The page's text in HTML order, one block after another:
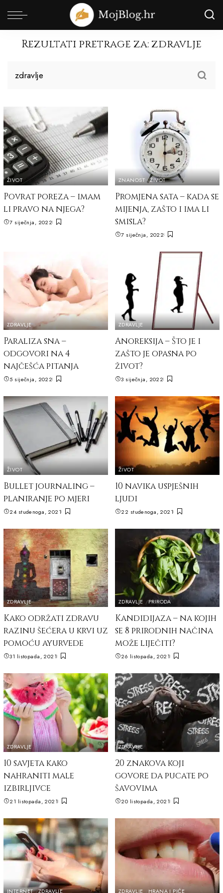
Rezultati pretrage za:zdravlje
ŽIVOT
Povrat poreza – imam
li pravo na njega?
7 siječnja, 2022
ZNANOST ŽIVOT
Promjena sata – kada se
mijenja, zašto i ima li
smisla?
7 siječnja, 2022
ZDRAVLJE
Paraliza sna –
odgovori na 4
najčešća pitanja
5 siječnja, 2022
ZDRAVLJE
Anoreksija – Što je i
zašto je opasna po
život?
3 siječnja, 2022
ŽIVOT
Bullet journaling –
planiranje po mjeri
24 studenoga, 2021
ŽIVOT
10 navika uspješnih
ljudi
22 studenoga, 2021
ZDRAVLJE
Kako održati zdravu
razinu šećera u krvi uz
pomoću ayurvede
31 listopada, 2021
ZDRAVLJE PRIRODA
Kandidijaza – na kojih
se 8 prirodnih načina
može liječiti?
26 listopada, 2021
ZDRAVLJE
10 savjeta kako
nahraniti male
izbirljivce
21 listopada, 2021
ZDRAVLJE
20 znakova koji
govore da pucate po
šavovima
20 listopada, 2021
INTERNET ZDRAVLJE ZDRAVLJE HRANA I PIĆE